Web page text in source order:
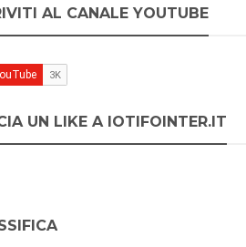
AL CANALE YOUTUBE
UN LIKE A IOTIFOINTER.IT